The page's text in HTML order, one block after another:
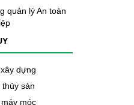
quản lý An toàn
dựng
sản
móc